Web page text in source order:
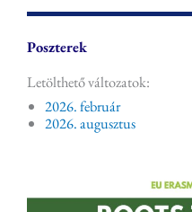
Poszterek
Letölthető változatok:
2026. február
2026. augusztus